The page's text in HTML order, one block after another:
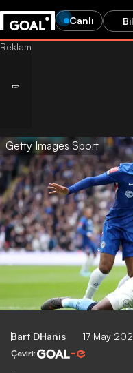
Canlı
Getty Images Sport
Bart DHanis 17 May
Çeviri: